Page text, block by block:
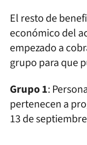
El resto de
económico del
empezado a
grupo para que
Grupo 1:
pertenecen a
13 de